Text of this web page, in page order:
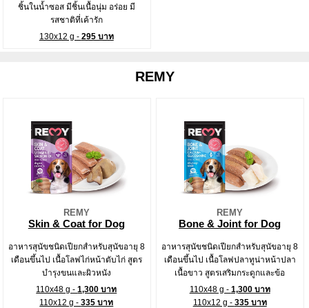
ชิ้นในน้ำซอส มีชิ้นเนื้อนุ่ม อร่อย มี
รสชาติที่เค้ารัก
130x12 g - 295 บาท
REMY
REMY
Skin & Coat for Dog
อาหารสุนัขชนิดเปียกสำหรับสุนัขอายุ 8
เดือนขึ้นไป เนื้อโลฟไก่หน้าตับไก่ สูตร
บำรุงขนและผิวหนัง
110x48 g -1,300 บาท
110x12 g -335 บาท
REMY
Bone & Joint for Dog
อาหารสุนัขชนิดเปียกสำหรับสุนัขอายุ 8
เดือนขึ้นไป เนื้อโลฟปลาทูน่าหน้าปลา
เนื้อขาว สูตรเสริมกระดูกและข้อ
110x48 g - 1,300 บาท
110x12 g - 335 บาท